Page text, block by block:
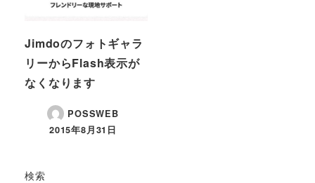
Jimdoのフォトギャラ
リーからFlash表示が
なくなります
POSSWEB
2015年8月31日
検索